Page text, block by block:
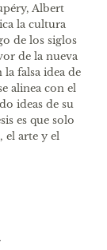
Albert
la cultura
de los siglos
de la nueva
falsa idea de
alinea con el
ideas de su
es que solo
el arte y el